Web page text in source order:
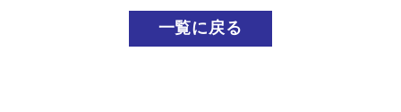
一覧に戻る